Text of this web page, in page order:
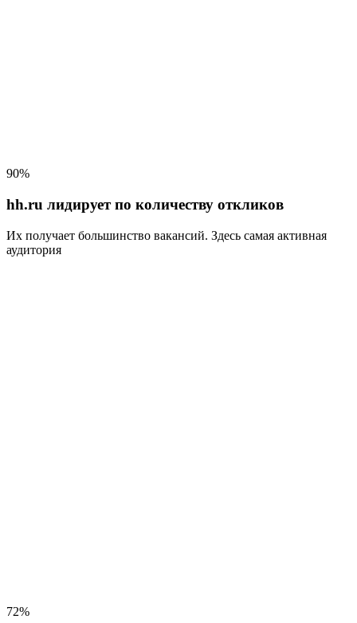
90%
hh.ru лидирует по количеству откликов
Их получает большинство вакансий. Здесь самая активная
аудитория
72%